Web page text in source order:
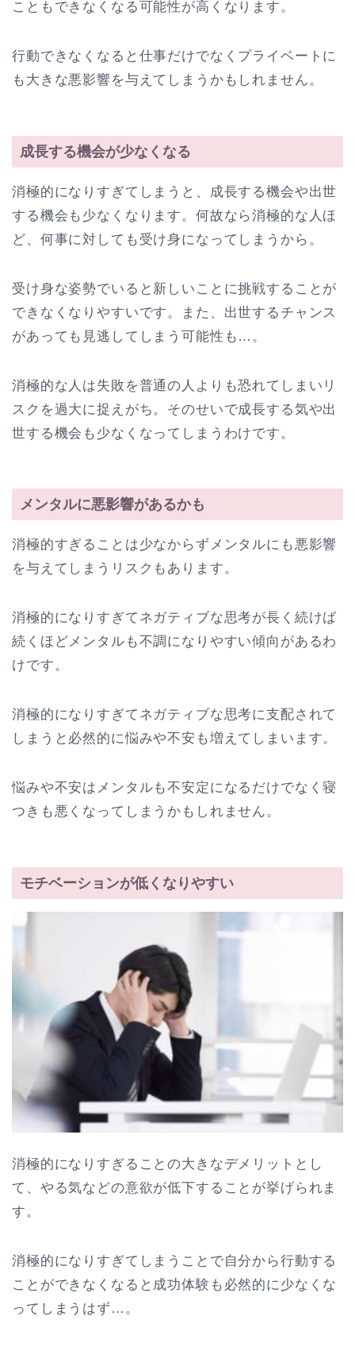
こともできなくなる可能性が高くなります。
行動できなくなると仕事だけでなくプライベートに
も大きな悪影響を与えてしまうかもしれません。
成長する機会が少なくなる
消極的になりすぎてしまうと、成長する機会や出世
する機会も少なくなります。何故なら消極的な人ほ
ど、何事に対しても受け身になってしまうから。
受け身な姿勢でいると新しいことに挑戦することが
できなくなりやすいです。また、出世するチャンス
があっても見逃してしまう可能性も…。
消極的な人は失敗を普通の人よりも恐れてしまいリ
スクを過大に捉えがち。そのせいで成長する気や出
世する機会も少なくなってしまうわけです。
メンタルに悪影響があるかも
消極的すぎることは少なからずメンタルにも悪影響
を与えてしまうリスクもあります。
消極的になりすぎてネガティブな思考が長く続けば
続くほどメンタルも不調になりやすい傾向があるわ
けです。
消極的になりすぎてネガティブな思考に支配されて
しまうと必然的に悩みや不安も増えてしまいます。
悩みや不安はメンタルも不安定になるだけでなく寝
つきも悪くなってしまうかもしれません。
モチベーションが低くなりやすい
消極的になりすぎることの大きなデメリットとし
て、やる気などの意欲が低下することが挙げられま
す。
消極的になりすぎてしまうことで自分から行動する
ことができなくなると成功体験も必然的に少なくな
ってしまうはず…。